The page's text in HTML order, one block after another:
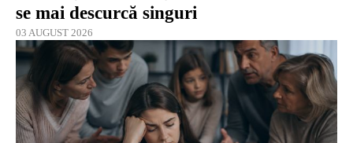
se mai descurcă singuri
03 AUGUST 2026